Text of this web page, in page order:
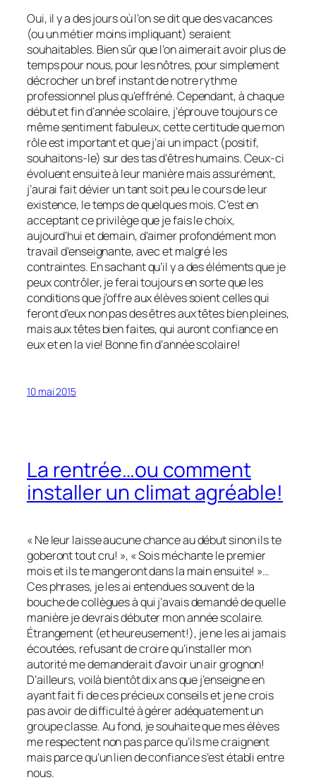
Oui, il y a des jours où l’on se dit que des vacances
(ou un métier moins impliquant) seraient
souhaitables. Bien sûr que l’on aimerait avoir plus de
temps pour nous, pour les nôtres, pour simplement
décrocher un bref instant de notre rythme
professionnel plus qu’effréné. Cependant, à chaque
début et fin d’année scolaire, j’éprouve toujours ce
même sentiment fabuleux, cette certitude que mon
rôle est important et que j’ai un impact (positif,
souhaitons-le) sur des tas d’êtres humains. Ceux-ci
évoluent ensuite à leur manière mais assurément,
j’aurai fait dévier un tant soit peu le cours de leur
existence, le temps de quelques mois. C’est en
acceptant ce privilège que je fais le choix,
aujourd’hui et demain, d’aimer profondément mon
travail d’enseignante, avec et malgré les
contraintes. En sachant qu’il y a des éléments que je
peux contrôler, je ferai toujours en sorte que les
conditions que j’offre aux élèves soient celles qui
feront d’eux non pas des êtres aux têtes bien pleines,
mais aux têtes bien faites, qui auront confiance en
eux et en la vie! Bonne fin d’année scolaire!
10 mai 2015
La rentrée…ou comment
installer un climat agréable!
« Ne leur laisse aucune chance au début sinon ils te
goberont tout cru! », « Sois méchante le premier
mois et ils te mangeront dans la main ensuite! »…
Ces phrases, je les ai entendues souvent de la
bouche de collègues à qui j’avais demandé de quelle
manière je devrais débuter mon année scolaire.
Étrangement (et heureusement!), je ne les ai jamais
écoutées, refusant de croire qu’installer mon
autorité me demanderait d’avoir un air grognon!
D’ailleurs, voilà bientôt dix ans que j’enseigne en
ayant fait fi de ces précieux conseils et je ne crois
pas avoir de difficulté à gérer adéquatement un
groupe classe. Au fond, je souhaite que mes élèves
me respectent non pas parce qu’ils me craignent
mais parce qu’un lien de confiance s’est établi entre
nous.